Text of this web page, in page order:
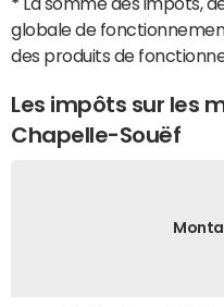
globale de
des produits de
Les impôts sur les
Chapelle-Souëf